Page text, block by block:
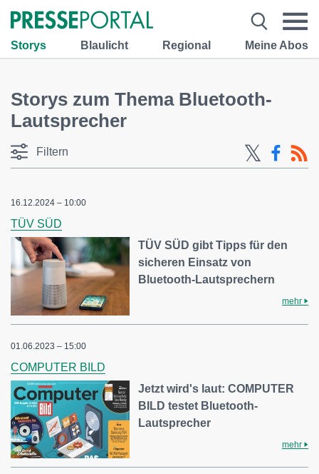
Storys Blaulicht Regional Meine Abos
Storys zum Thema Bluetooth-
Lautsprecher
Filtern
16.12.2024 – 10:00
TÜV SÜD
TÜV SÜD gibt Tipps für den
sicheren Einsatz von
Bluetooth-Lautsprechern
mehr
01.06.2023 – 15:00
COMPUTER BILD
Jetzt wird's laut: COMPUTER
BILD testet Bluetooth-
Lautsprecher
mehr